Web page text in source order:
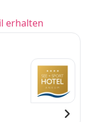
erhalten